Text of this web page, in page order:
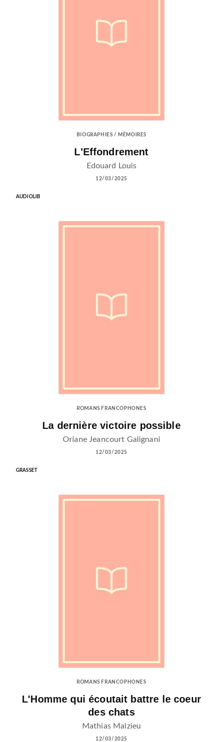
BIOGRAPHIES / MÉMOIRES
L'Effondrement
Edouard Louis
12/03/2025
AUDIOLIB
ROMANS FRANCOPHONES
La dernière victoire possible
Oriane Jeancourt Galignani
12/03/2025
GRASSET
ROMANS FRANCOPHONES
L'Homme qui écoutait battre le coeur
des chats
Mathias Malzieu
12/03/2025